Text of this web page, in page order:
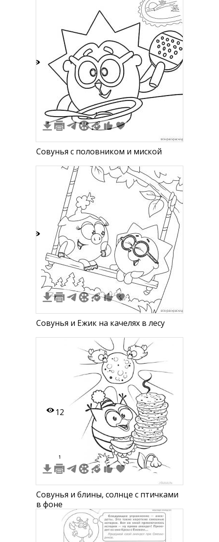
1
Совунья с половником и миской
Совунья и Ежик на качелях в лесу
12
1
Совунья и блины, солнце с птичками
в фоне